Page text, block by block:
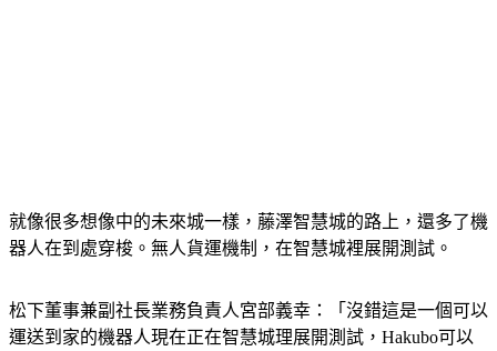
就像很多想像中的未來城一樣，藤澤智慧城的路上，還多了機
器人在到處穿梭。無人貨運機制，在智慧城裡展開測試。
松下董事兼副社長業務負責人宮部義幸：「沒錯這是一個可以
運送到家的機器人現在正在智慧城理展開測試，Hakubo可以